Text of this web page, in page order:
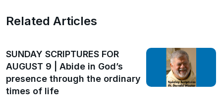
Related Articles
SUNDAY SCRIPTURES FOR
AUGUST 9 | Abide in God’s
presence through the ordinary
times of life